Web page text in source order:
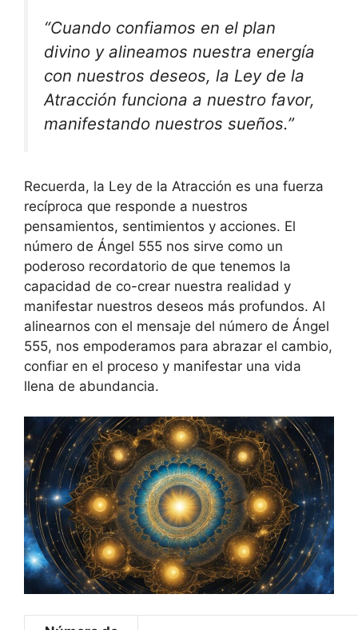
“Cuando confiamos en el plan
divino y alineamos nuestra energía
con nuestros deseos, la Ley de la
Atracción funciona a nuestro favor,
manifestando nuestros sueños.”
Recuerda, la Ley de la Atracción es una fuerza
recíproca que responde a nuestros
pensamientos, sentimientos y acciones. El
número de Ángel 555 nos sirve como un
poderoso recordatorio de que tenemos la
capacidad de co-crear nuestra realidad y
manifestar nuestros deseos más profundos. Al
alinearnos con el mensaje del número de Ángel
555, nos empoderamos para abrazar el cambio,
confiar en el proceso y manifestar una vida
llena de abundancia.